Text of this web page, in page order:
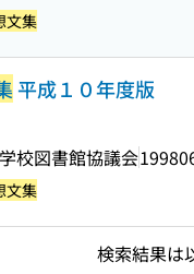
文集
平成１０年度版
校図書館協議会
文集
検索結果は